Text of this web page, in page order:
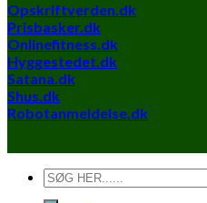
Opskriftverden.dk
Prisbasker.dk
Onlinefitness.dk
Hyggestedet.dk
Satana.dk
Shus.dk
Robotanmeldelse.dk
Søg
efter: